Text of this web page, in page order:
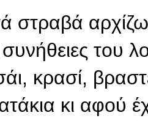
στραβά
συνήθειες του
κρασί,
κι αφού